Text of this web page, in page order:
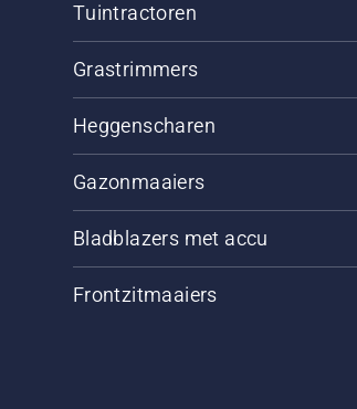
Tuintractoren
Grastrimmers
Heggenscharen
Gazonmaaiers
Bladblazers met accu
Frontzitmaaiers